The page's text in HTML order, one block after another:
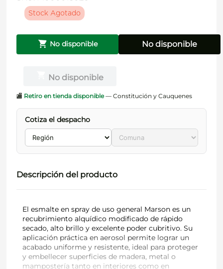
Stock Agotado
No disponible No disponible
No disponible
🏬 Retiro en tienda disponible— Constitución y Cauquenes
Cotiza el despacho
Descripción del producto
El esmalte en spray de uso general Marson es un
recubrimiento alquídico modificado de rápido
secado, alto brillo y excelente poder cubritivo. Su
aplicación práctica en aerosol permite lograr un
acabado uniforme y resistente, ideal para proteger
y embellecer superficies de madera, metal o
mampostería tanto en interiores como en